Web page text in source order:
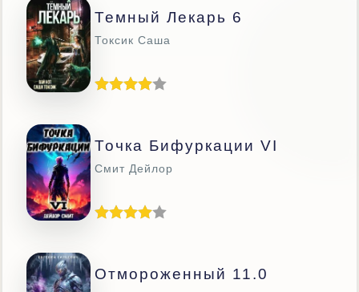
Темный Лекарь 6
Токсик Саша
Точка Бифуркации VI
Смит Дейлор
Отмороженный 11.0